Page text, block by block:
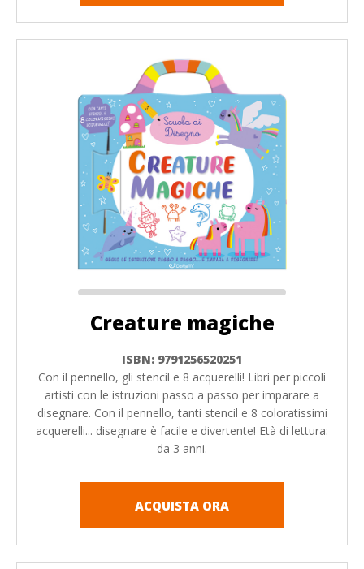
Creature magiche
ISBN: 9791256520251
Con il pennello, gli stencil e 8 acquerelli! Libri per piccoli
artisti con le istruzioni passo a passo per imparare a
disegnare. Con il pennello, tanti stencil e 8 coloratissimi
acquerelli... disegnare è facile e divertente! Età di lettura:
da 3 anni.
ACQUISTA ORA